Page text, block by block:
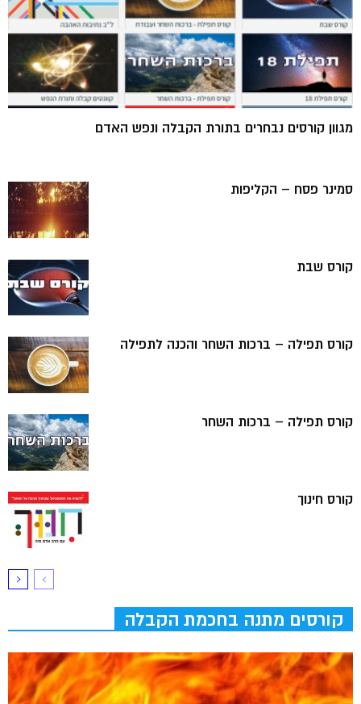
מגוון קורסים נבחרים בתורת הקבלה ונפש האדם
סמינר פסח – הקליפות
קורס שבת
קורס תפילה – ברכות השחר והכנה לתפילה
קורס תפילה – ברכות השחר
קורס חינוך
קורסים מתנה בחכמת הקבלה